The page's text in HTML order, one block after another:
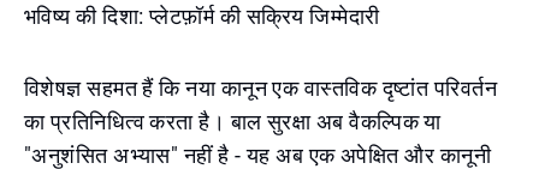
भविष्य की दिशा: प्लेटफ़ॉर्म की सक्रिय जिम्मेदारी
विशेषज्ञ सहमत हैं कि नया कानून एक वास्तविक दृष्टांत परिवर्तन
का प्रतिनिधित्व करता है। बाल सुरक्षा अब वैकल्पिक या
"अनुशंसित अभ्यास" नहीं है - यह अब एक अपेक्षित और कानूनी